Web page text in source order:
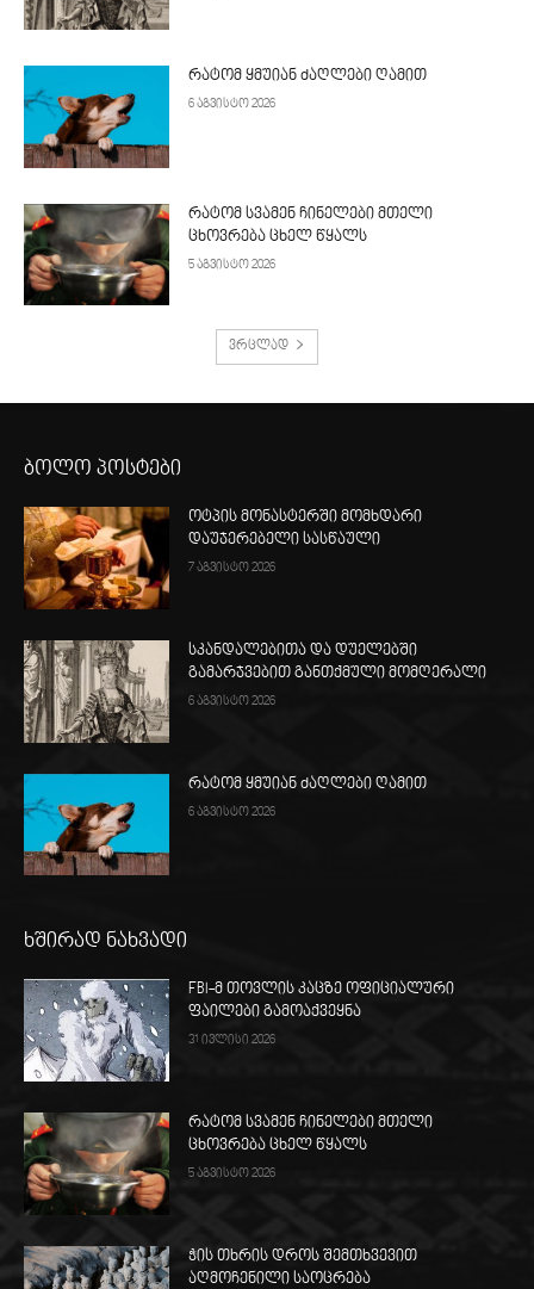
რატომ ყმუიან ძაღლები ღამით
6 აგვისტო 2026
რატომ სვამენ ჩინელები მთელი
ცხოვრება ცხელ წყალს
5 აგვისტო 2026
ვრცლად
ბოლო პოსტები
ოტპის მონასტერში მომხდარი
დაუჯერებელი სასწაული
7 აგვისტო 2026
სკანდალებითა და დუელებში
გამარჯვებით განთქმული მომღერალი
6 აგვისტო 2026
რატომ ყმუიან ძაღლები ღამით
6 აგვისტო 2026
ხშირად ნახვადი
FBI-მ თოვლის კაცზე ოფიციალური
ფაილები გამოაქვეყნა
31 ივლისი 2026
რატომ სვამენ ჩინელები მთელი
ცხოვრება ცხელ წყალს
5 აგვისტო 2026
ჭის თხრის დროს შემთხვევით
აღმოჩენილი საოცრება